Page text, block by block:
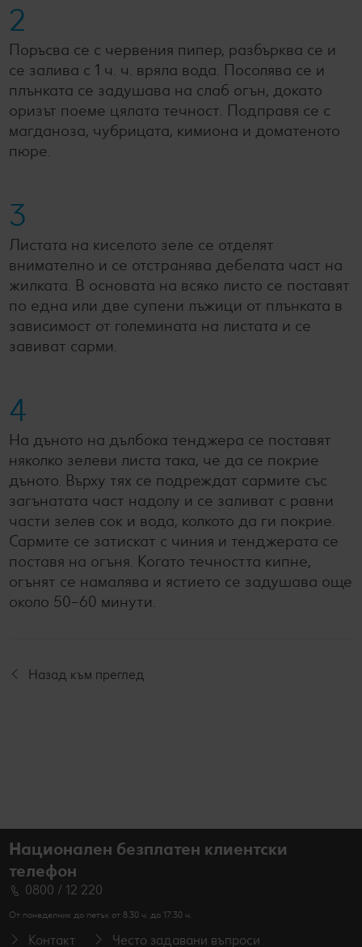
2
Поръсва се с червения пипер, разбърква се и
се залива с 1 ч. ч. вряла вода. Посолява се и
плънката се задушава на слаб огън, докато
оризът поеме цялата течност. Подправя се с
магданоза, чубрицата, кимиона и доматеното
пюре.
3
Листата на киселото зеле се отделят
внимателно и се отстранява дебелата част на
жилката. В основата на всяко листо се поставят
по една или две супени лъжици от плънката в
зависимост от големината на листата и се
завиват сарми.
4
На дъното на дълбока тенджера се поставят
няколко зелеви листа така, че да се покрие
дъното. Върху тях се подреждат сармите със
загънатата част надолу и се заливат с равни
части зелев сок и вода, колкото да ги покрие.
Сармите се затискат с чиния и тенджерата се
поставя на огъня. Когато течността кипне,
огънят се намалява и ястието се задушава още
около 50–60 минути.
Назад към преглед
Национален безплатен клиентски
телефон
0800 / 12 220
От понеделник до петък от 8.30 ч. до 17.30 ч.
Контакт Често задавани въпроси